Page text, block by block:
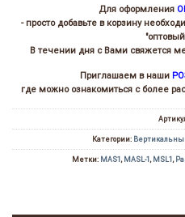
Для оформления
- просто добавьте в корзину
В течении дня с Вами свяжется
Приглашаем в наши
где можно ознакомиться с более
Категории:
Метки: MAS1 , MASL-1 , MSL1 ,